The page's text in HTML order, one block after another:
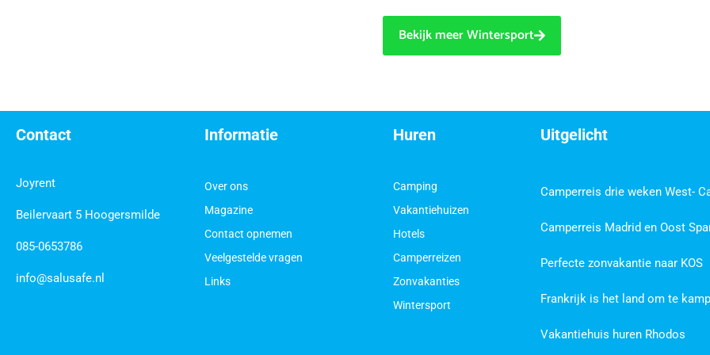
Bekijk meer Wintersport
Contact
Joyrent
Beilervaart 5 Hoogersmilde
085-0653786
info@salusafe.nl
Informatie
Over ons
Magazine
Contact opnemen
Veelgestelde vragen
Links
Huren
Camping
Vakantiehuizen
Hotels
Camperreizen
Zonvakanties
Wintersport
Uitgelicht
Camperreis drie weken West-
Camperreis Madrid en Oost
Perfecte zonvakantie naar KOS
Frankrijk is het land om te
Vakantiehuis huren Rhodos